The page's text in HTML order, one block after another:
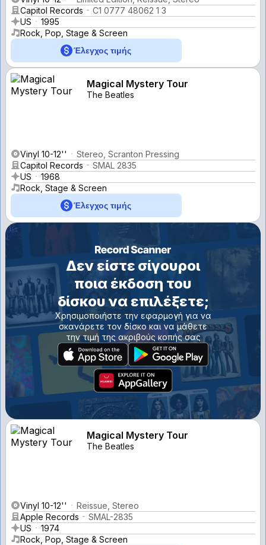
Capitol Records
C1 0777 48062 1 3
US
1995
Rock, Pop, Stage & Screen
Έλεγχος τιμής
Magical Mystery Tour
The Beatles
Vinyl 10-12''
Stereo, Scranton Pressing
Capitol Records
SMAL 2835
US
1968
Rock, Stage & Screen
Έλεγχος τιμής
Δεν είστε σίγουροι
ποια έκδοση του
δίσκου να επιλέξετε;
Χρησιμοποιήστε την εφαρμογή για να
σκανάρετε τον δίσκο και να μάθετε
την τιμή της ακριβούς κοπής σας
Magical Mystery Tour
The Beatles
Vinyl 10-12''
Reissue, Stereo
Apple Records
SMAL-2835
US
1974
Rock, Pop, Stage & Screen